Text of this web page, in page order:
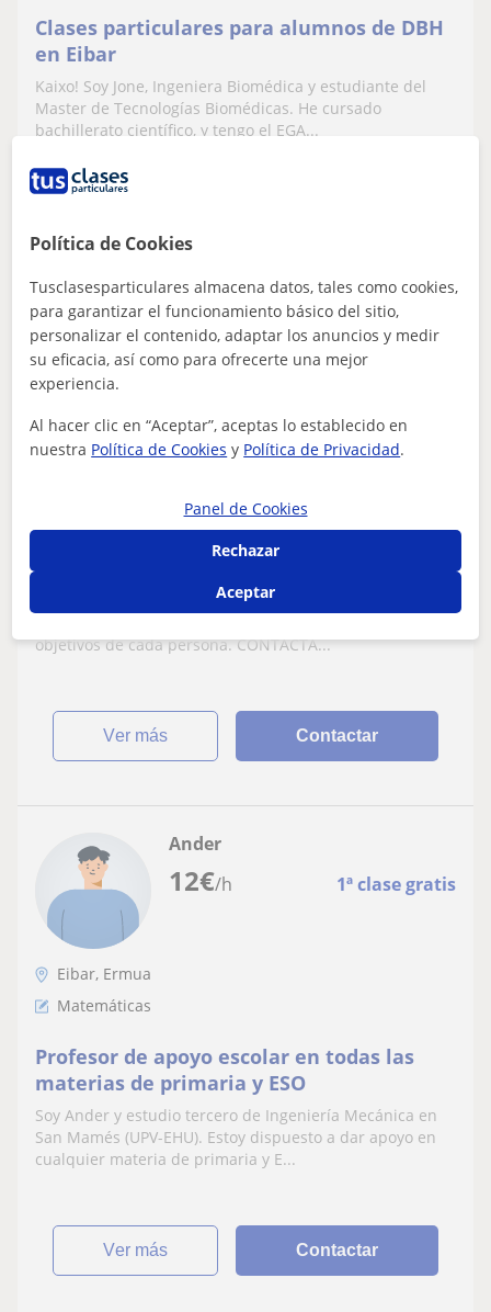
Clases particulares para alumnos de DBH
en Eibar
Kaixo! Soy Jone, Ingeniera Biomédica y estudiante del
Master de Tecnologías Biomédicas. He cursado
bachillerato científico, y tengo el EGA...
25€/h 1ª clase gratis
Felix Osiel
Madrid Capital, Eibar, Ermua,...
Entrenador de Boxeo -Entrenador
HOLA A TODOS(AS) SE OFRECEN : ENTRENAMIENTO DE : -
objetivos de cada persona. CONTACTA...
ver más Contactar
12€/h 1ª clase gratis
Ander
Eibar, Ermua
Matemáticas
Profesor de apoyo escolar en todas las
materias de primaria y ESO
Soy Ander y estudio tercero de Ingeniería Mecánica en
San Mamés (UPV-EHU). Estoy dispuesto a dar apoyo en
cualquier materia de primaria y E...
ver más Contactar
Política de Cookies
Tusclasesparticulares almacena datos, tales como cookies,
para garantizar el funcionamiento básico del sitio,
personalizar el contenido, adaptar los anuncios y medir
su eficacia, así como para ofrecerte una mejor
experiencia.
Al hacer clic en “Aceptar”, aceptas lo establecido en
nuestra Política de Cookies y Política de Privacidad.
Panel de Cookies
Rechazar
Aceptar